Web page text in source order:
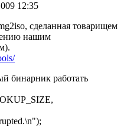
12:35
сделанная товарищем
нашим
бинарник работать